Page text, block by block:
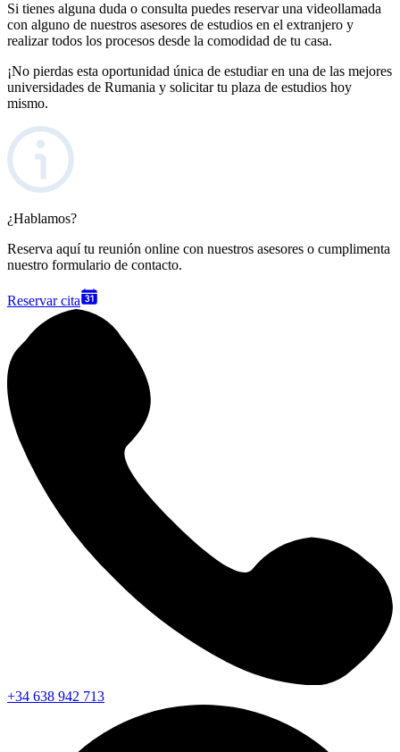
Si tienes alguna duda o consulta puedes reservar una videollamada
con alguno de nuestros asesores de estudios en el extranjero y
realizar todos los procesos desde la comodidad de tu casa.
¡No pierdas esta oportunidad única de estudiar en una de las mejores
universidades de Rumania y solicitar tu plaza de estudios hoy
mismo.
¿Hablamos?
Reserva aquí tu reunión online con nuestros asesores o cumplimenta
nuestro formulario de contacto.
Reservar cita
+34 638 942 713